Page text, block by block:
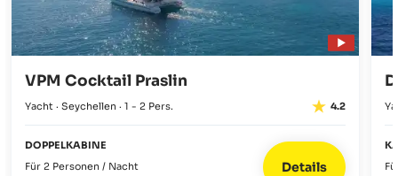
VPM Cocktail Praslin
Yacht · Seychellen · 1 - 2 Pers. 4.2
DOPPELKABINE
Für 2 Personen / Nacht
Details